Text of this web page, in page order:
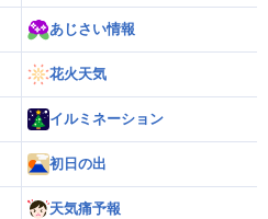
あじさい情報
花火天気
イルミネーション
初日の出
天気痛予報